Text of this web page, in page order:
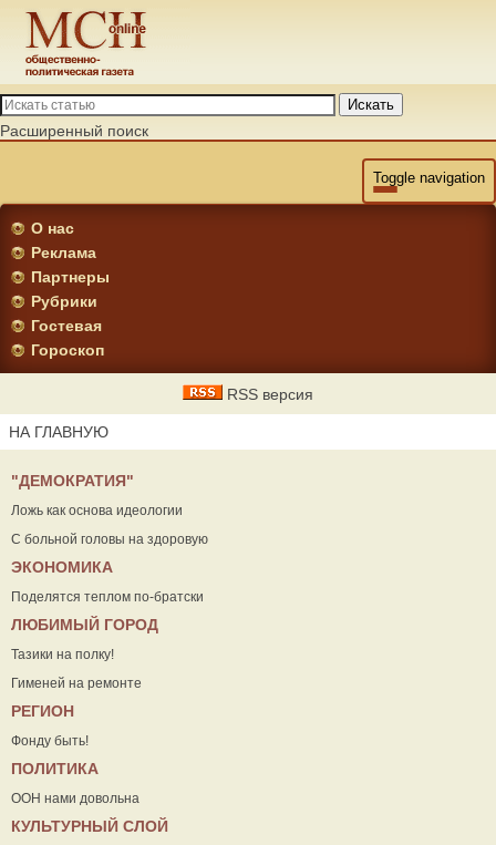
Искать
Расширенный поиск
Toggle navigation
О нас
Реклама
Партнеры
Рубрики
Гостевая
Гороскоп
RSS версия
НА ГЛАВНУЮ
"ДЕМОКРАТИЯ"
Ложь как основа идеологии
С больной головы на здоровую
ЭКОНОМИКА
Поделятся теплом по-братски
ЛЮБИМЫЙ ГОРОД
Тазики на полку!
Гименей на ремонте
РЕГИОН
Фонду быть!
ПОЛИТИКА
ООН нами довольна
КУЛЬТУРНЫЙ СЛОЙ